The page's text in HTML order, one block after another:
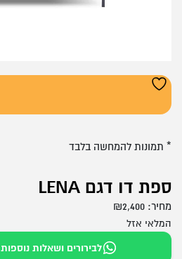
ספת דו דגם LENA
מחיר: ₪2,400
המלאי אזל
לבירורים ושאלות נוספות
* תמונות להמחשה בלבד